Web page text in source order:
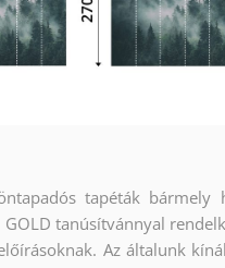
tapéták bármely
GOLD tanúsítvánnyal
Az általunk